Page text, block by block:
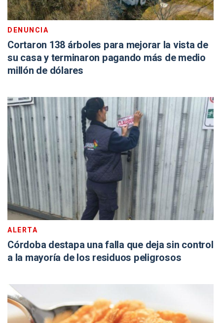
DENUNCIA
Cortaron 138 árboles para mejorar la vista de
su casa y terminaron pagando más de medio
millón de dólares
ALERTA
Córdoba destapa una falla que deja sin control
a la mayoría de los residuos peligrosos